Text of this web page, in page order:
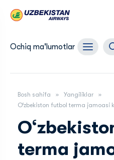
Ochiq ma'lumotlar
Bosh sahifa
Yangiliklar
O‘zbekiston futbol terma jamoasi
terma